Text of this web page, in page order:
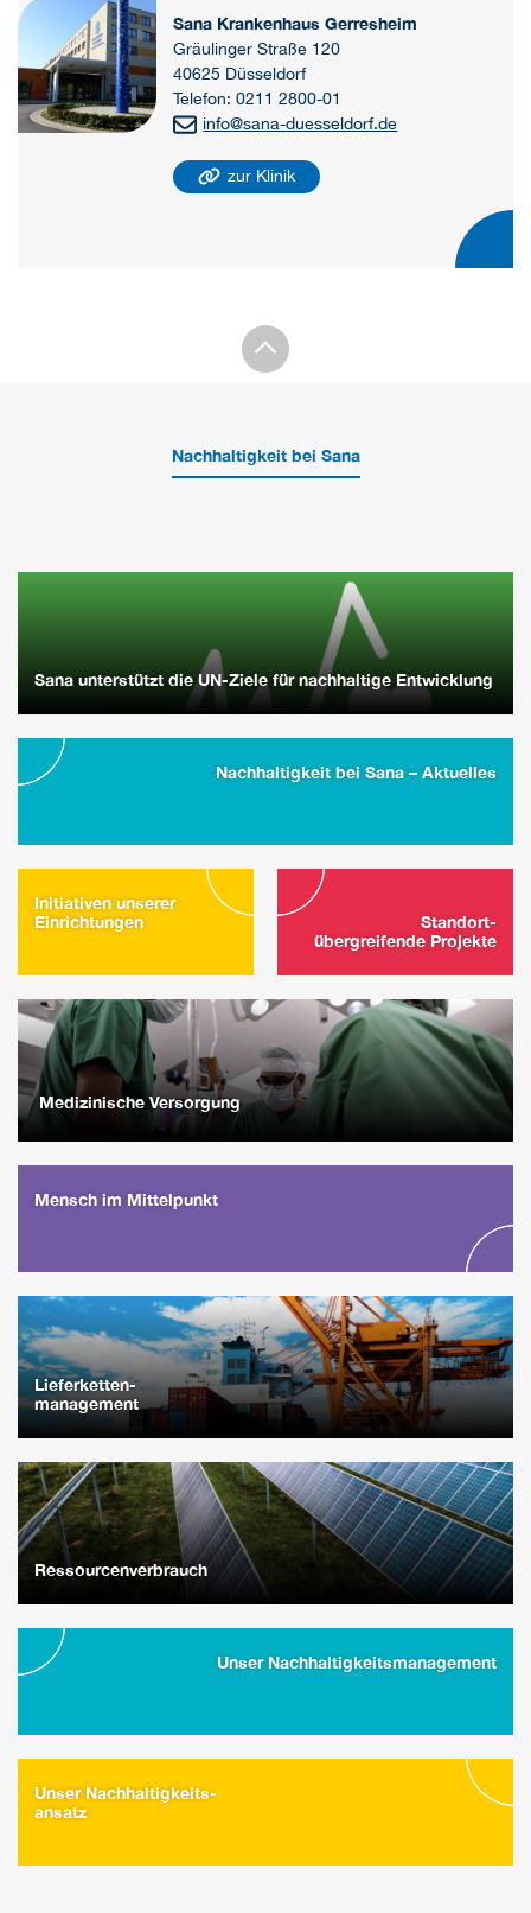
Sana Krankenhaus Gerresheim
Gräulinger Straße 120
40625 Düsseldorf
Telefon: 0211 2800-01
info@sana-duesseldorf.de
zur Klinik
Nachhaltigkeit bei Sana
Sana unterstützt die UN-Ziele für nachhaltige Entwicklung
Nachhaltigkeit bei Sana – Aktuelles
Initiativen unserer
Einrichtungen
Standort-
übergreifende Projekte
Medizinische Versorgung
Mensch im Mittelpunkt
Lieferketten-
management
Ressourcenverbrauch
Unser Nachhaltigkeitsmanagement
Unser Nachhaltigkeits-
ansatz